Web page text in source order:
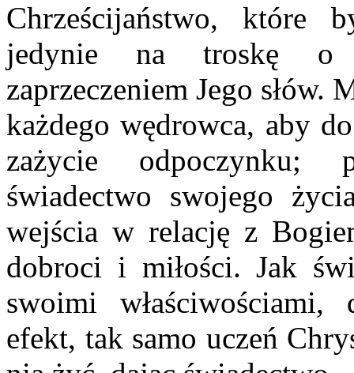
Chrześcijaństwo, które
jedynie na troskę o
zaprzeczeniem Jego słów.
każdego wędrowca, aby
zażycie odpoczynku;
świadectwo swojego
wejścia w relację z
dobroci i miłości. Jak
swoimi
efekt, tak samo uczeń